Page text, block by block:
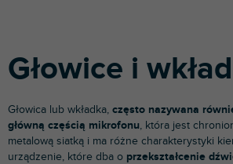
Głowice i
Głowica lub wkładka, często nazywana
główną częścią mikrofonu, która jest
metalową siatką i ma różne charakterystyki
urządzenie, które dba o przekształcenie